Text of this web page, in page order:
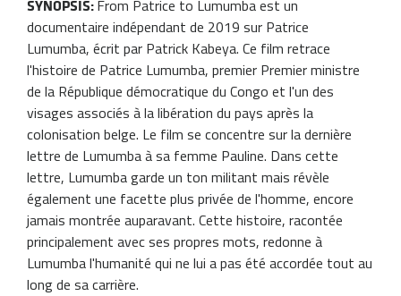
SYNOPSIS:From Patrice to Lumumba est un
documentaire indépendant de 2019 sur Patrice
Lumumba, écrit par Patrick Kabeya. Ce film retrace
l'histoire de Patrice Lumumba, premier Premier ministre
de la République démocratique du Congo et l'un des
visages associés à la libération du pays après la
colonisation belge. Le film se concentre sur la dernière
lettre de Lumumba à sa femme Pauline. Dans cette
lettre, Lumumba garde un ton militant mais révèle
également une facette plus privée de l'homme, encore
jamais montrée auparavant. Cette histoire, racontée
principalement avec ses propres mots, redonne à
Lumumba l'humanité qui ne lui a pas été accordée tout au
long de sa carrière.